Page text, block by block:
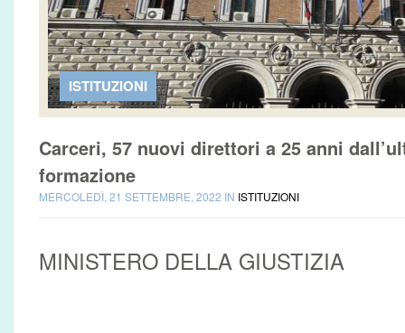
ISTITUZIONI
Carceri, 57 nuovi direttori a 25 anni
formazione
MERCOLEDÌ, 21 SETTEMBRE, 2022 IN ISTITUZIONI
MINISTERO DELLA GIUSTIZIA